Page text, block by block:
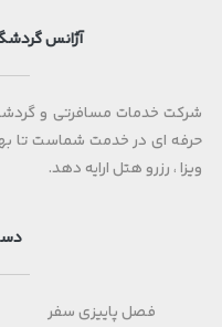
آژانس
شرکت خدمات مسافرتی و
حرفه ای در خدمت شماست تا
ویزا ، رزرو هتل ارایه دهد.
فصل پاییزی سفر